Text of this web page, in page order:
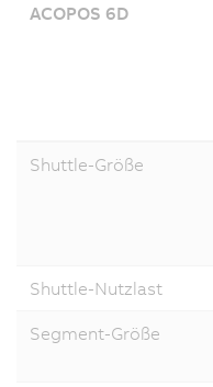
ACOPOS 6D
Shuttle-Größe
Shuttle-Nutzlast
Segment-Größe